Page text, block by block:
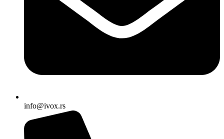
info@ivox.rs